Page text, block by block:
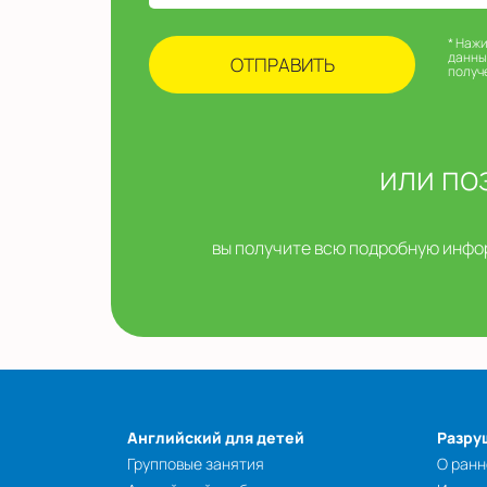
*
или
вы получите всю подробную
Английский для детей
Групповые занятия
О